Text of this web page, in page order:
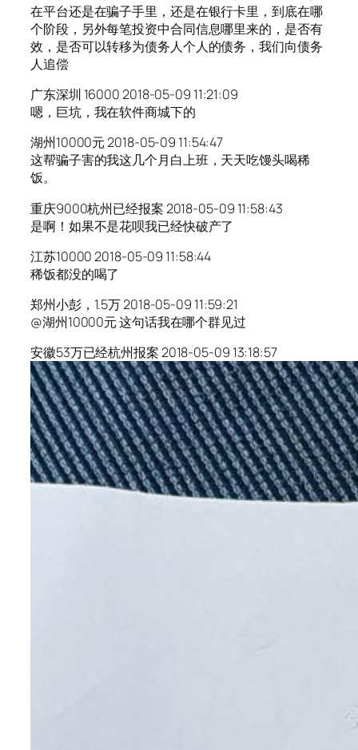
在平台还是在骗子手里，还是在银行卡里，到底在哪
个阶段，另外每笔投资中合同信息哪里来的，是否有
效，是否可以转移为债务人个人的债务，我们向债务
人追偿
广东深圳 16000 2018-05-09 11:21:09
嗯，巨坑，我在软件商城下的
湖州10000元 2018-05-09 11:54:47
这帮骗子害的我这几个月白上班，天天吃馒头喝稀
饭。
重庆9000杭州已经报案 2018-05-09 11:58:43
是啊！如果不是花呗我已经快破产了
江苏10000 2018-05-09 11:58:44
稀饭都没的喝了
郑州小彭，1.5万 2018-05-09 11:59:21
@湖州10000元 这句话我在哪个群见过
安徽53万已经杭州报案 2018-05-09 13:18:57